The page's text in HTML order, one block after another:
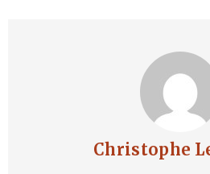
Christophe